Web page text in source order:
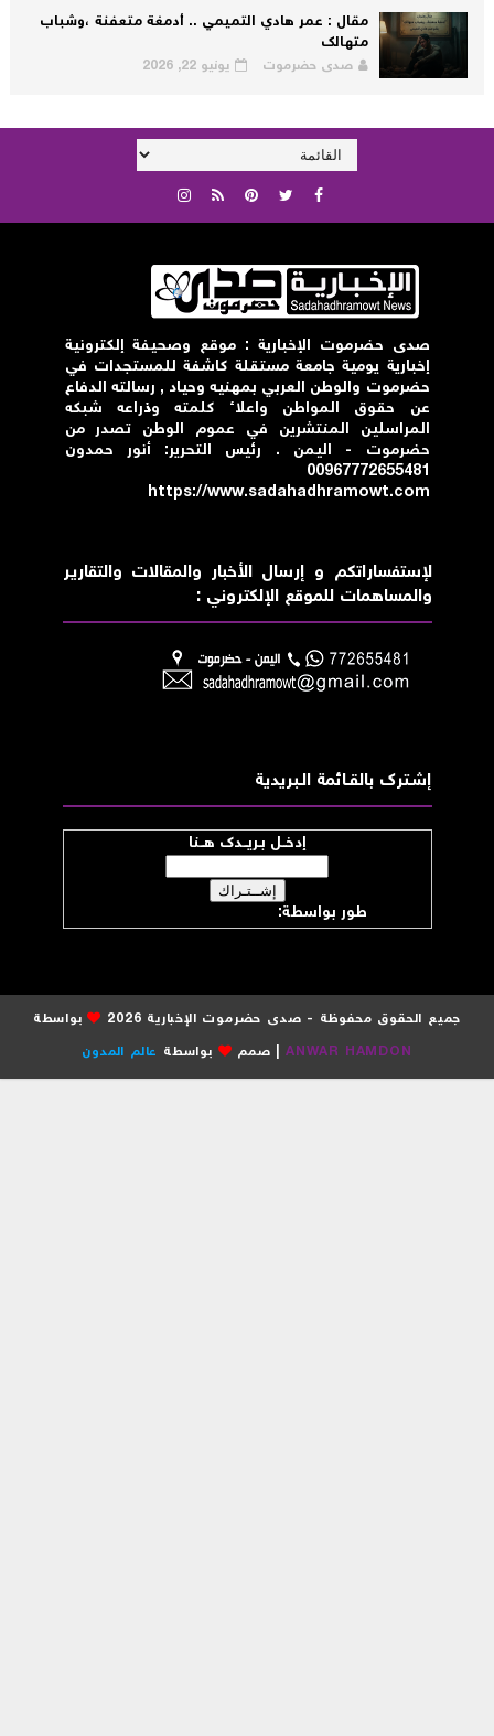
مقال : عمر هادي التميمي .. أدمغة متعفنة ،وشباب
متهالك
صدى حضرموت يونيو 22, 2026
صدى حضرموت الإخبارية : موقع وصحيفة إلكترونية
إخبارية يومية جامعة مستقلة كاشفة للمستجدات في
حضرموت والوطن العربي بمهنيه وحياد , رسالته الدفاع
عن حقوق المواطن واعلاء كلمته وذراعه شبكه
المراسلين المنتشرين في عموم الوطن تصدر من
حضرموت - اليمن . رئيس التحرير: أنور حمدون
00967772655481
https://www.sadahadhramowt.com
لإستفساراتكم و إرسال الأخبار والمقالات والتقارير
والمساهمات للموقع الإلكتروني :
إشــترك بالقـــائمة الــبريدية
إدخــل بـريــدك هــنا
طور بواسطة:موقع صدى حضرموت
جميع الحقوق محفوظة - صدى حضرموت الإخبارية 2026
بواسطة
ANWAR HAMDON| صمم بواسطةعالم المدون